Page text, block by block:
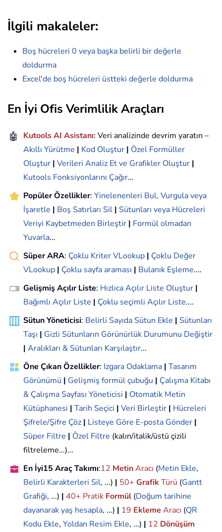
İlgili makaleler:
Boş hücreleri 0 veya başka belirli bir değerle
doldurma
Excel'de boş hücreleri üstteki değerle doldurma
En İyi Ofis Verimlilik Araçları
🤖 Kutools AI Asistanı: Veri analizinde devrim yaratın –
Akıllı Yürütme | Kod Oluştur | Özel Formüller
Oluştur | Verileri Analiz Et ve Grafikler Oluştur |
Kutools Fonksiyonlarını Çağır…
Popüler Özellikler: Yinelenenleri Bul, Vurgula veya
İşaretle | Boş Satırları Sil | Sütunları veya Hücreleri
Veriyi Kaybetmeden Birleştir | Formül olmadan
Yuvarla...
Süper ARA: Çoklu Kriter VLookup | Çoklu Değer
VLookup | Çoklu sayfa araması | Bulanık Eşleme....
Gelişmiş Açılır Liste: Hızlıca Açılır Liste Oluştur |
Bağımlı Açılır Liste | Çoklu seçimli Açılır Liste....
Sütun Yöneticisi: Belirli Sayıda Sütun Ekle | Sütunları
Taşı | Gizli Sütunların Görünürlük Durumunu Değiştir
| Aralıkları & Sütunları Karşılaştır...
Öne Çıkan Özellikler: Izgara Odaklama | Tasarım
Görünümü | Gelişmiş formül çubuğu | Çalışma Kitabı
& Çalışma Sayfası Yöneticisi | Otomatik Metin
Kütüphanesi | Tarih Seçici | Veri Birleştir | Hücreleri
Şifrele/Şifre Çöz | Listeye Göre E-posta Gönder |
Süper Filtre | Özel Filtre (kalın/italik/üstü çizili
filtreleme...)...
En İyi15 Araç Takımı:12 MetinAracı (Metin Ekle,
Belirli Karakterleri Sil, ...) | 50+ GrafikTürü (Gantt
Grafiği, ...) | 40+ Pratik Formül (Doğum tarihine
dayanarak yaş hesapla, ...) | 19 Ekleme Aracı (QR
Kodu Ekle, Yoldan Resim Ekle, ...) | 12 Dönüşüm